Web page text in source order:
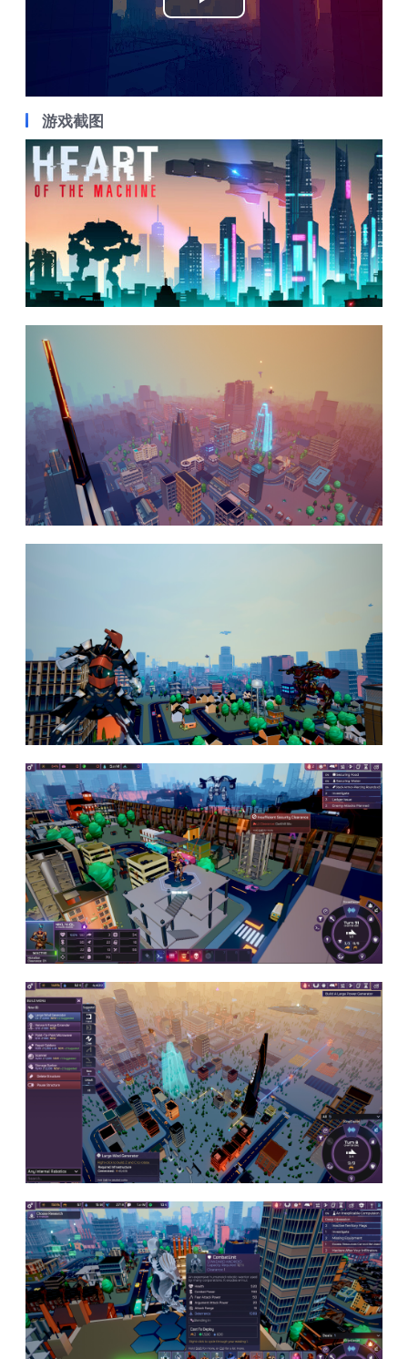
Play
Video
游戏截图